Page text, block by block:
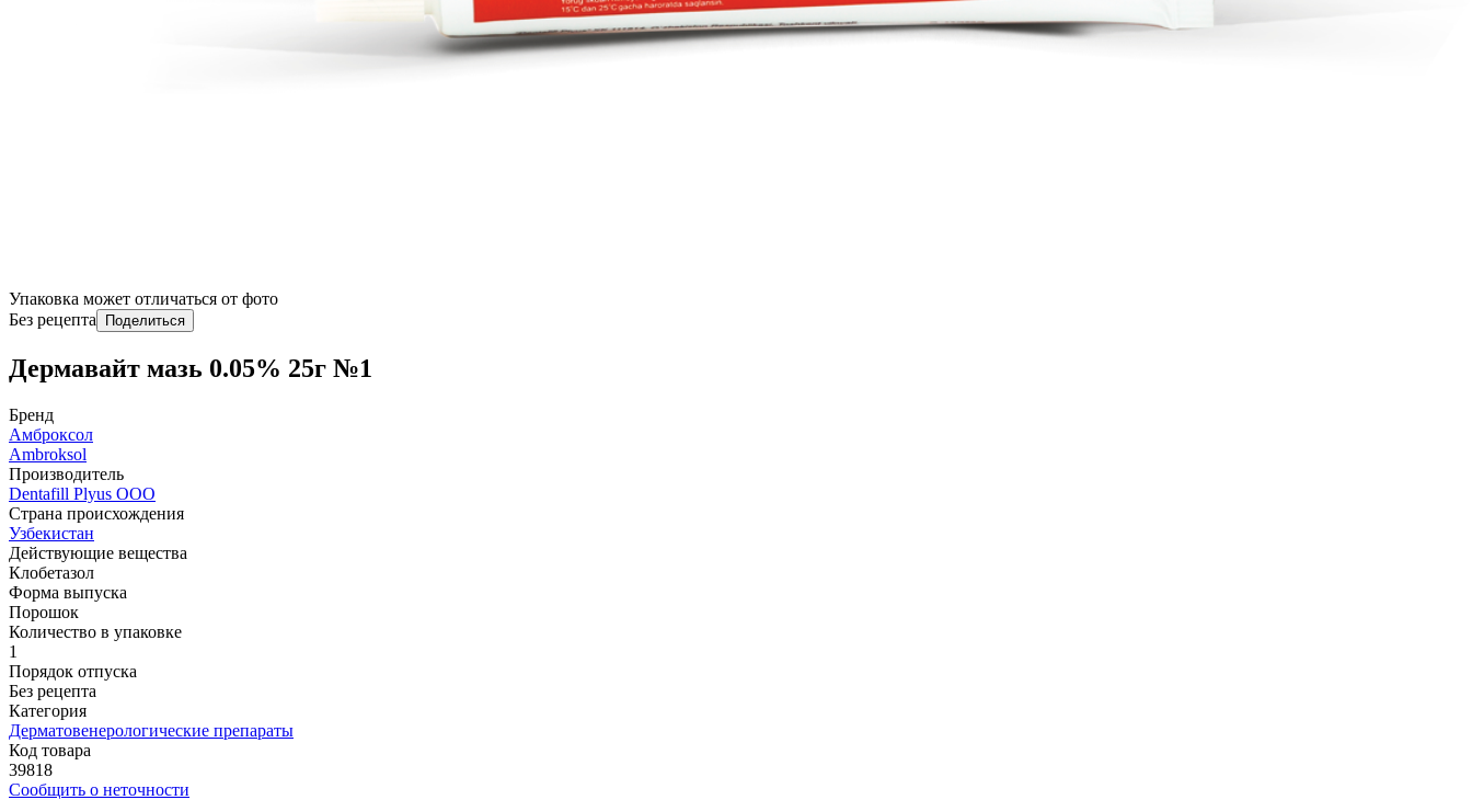
Упаковка может отличаться от фото
Без рецепта
Поделиться
Дермавайт мазь 0.05% 25г №1
Бренд
Амброксол
Ambroksol
Производитель
Dentafill Plyus OOO
Страна происхождения
Узбекистан
Действующие вещества
Клобетазол
Форма выпуска
Порошок
Количество в упаковке
1
Порядок отпуска
Без рецепта
Категория
Дерматовенерологические препараты
Код товара
39818
Сообщить о неточности